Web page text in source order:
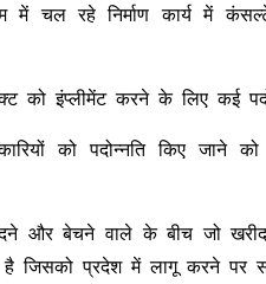
में चल रहे निर्माण कार्य में
को इंप्लीमेंट करने के लिए कई
को पदोन्नति किए
और बेचने वाले के बीच जो
है जिसको प्रदेश में लागू करने पर